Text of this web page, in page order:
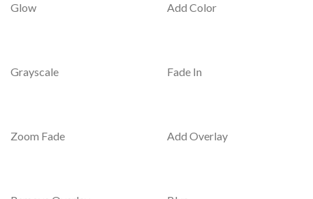
Glow Add Color
Grayscale Fade In
Zoom Fade Add Overlay